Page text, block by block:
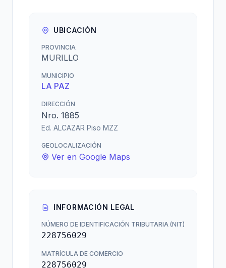
UBICACIÓN
PROVINCIA
MURILLO
MUNICIPIO
LA PAZ
DIRECCIÓN
Nro. 1885
Ed. ALCAZAR Piso MZZ
GEOLOCALIZACIÓN
Ver en Google Maps
INFORMACIÓN LEGAL
NÚMERO DE IDENTIFICACIÓN TRIBUTARIA (NIT)
228756029
MATRÍCULA DE COMERCIO
228756029